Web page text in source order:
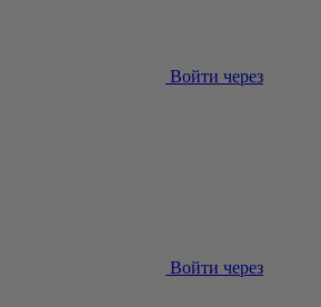
Войти через
Войти через